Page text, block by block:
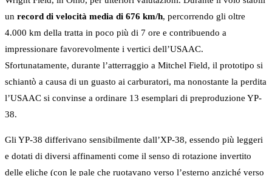
un record di velocità media di 676 km/h, percorrendo gli oltre
4.000 km della tratta in poco più di 7 ore e contribuendo a
impressionare favorevolmente i vertici dell’USAAC.
Sfortunatamente, durante l’atterraggio a Mitchel Field, il prototipo si
schiantò a causa di un guasto ai carburatori, ma nonostante la perdita
l’USAAC si convinse a ordinare 13 esemplari di preproduzione YP-
38.
Gli YP-38 differivano sensibilmente dall’XP-38, essendo più leggeri
e dotati di diversi affinamenti come il senso di rotazione invertito
delle eliche (con le pale che ruotavano verso l’esterno anziché verso